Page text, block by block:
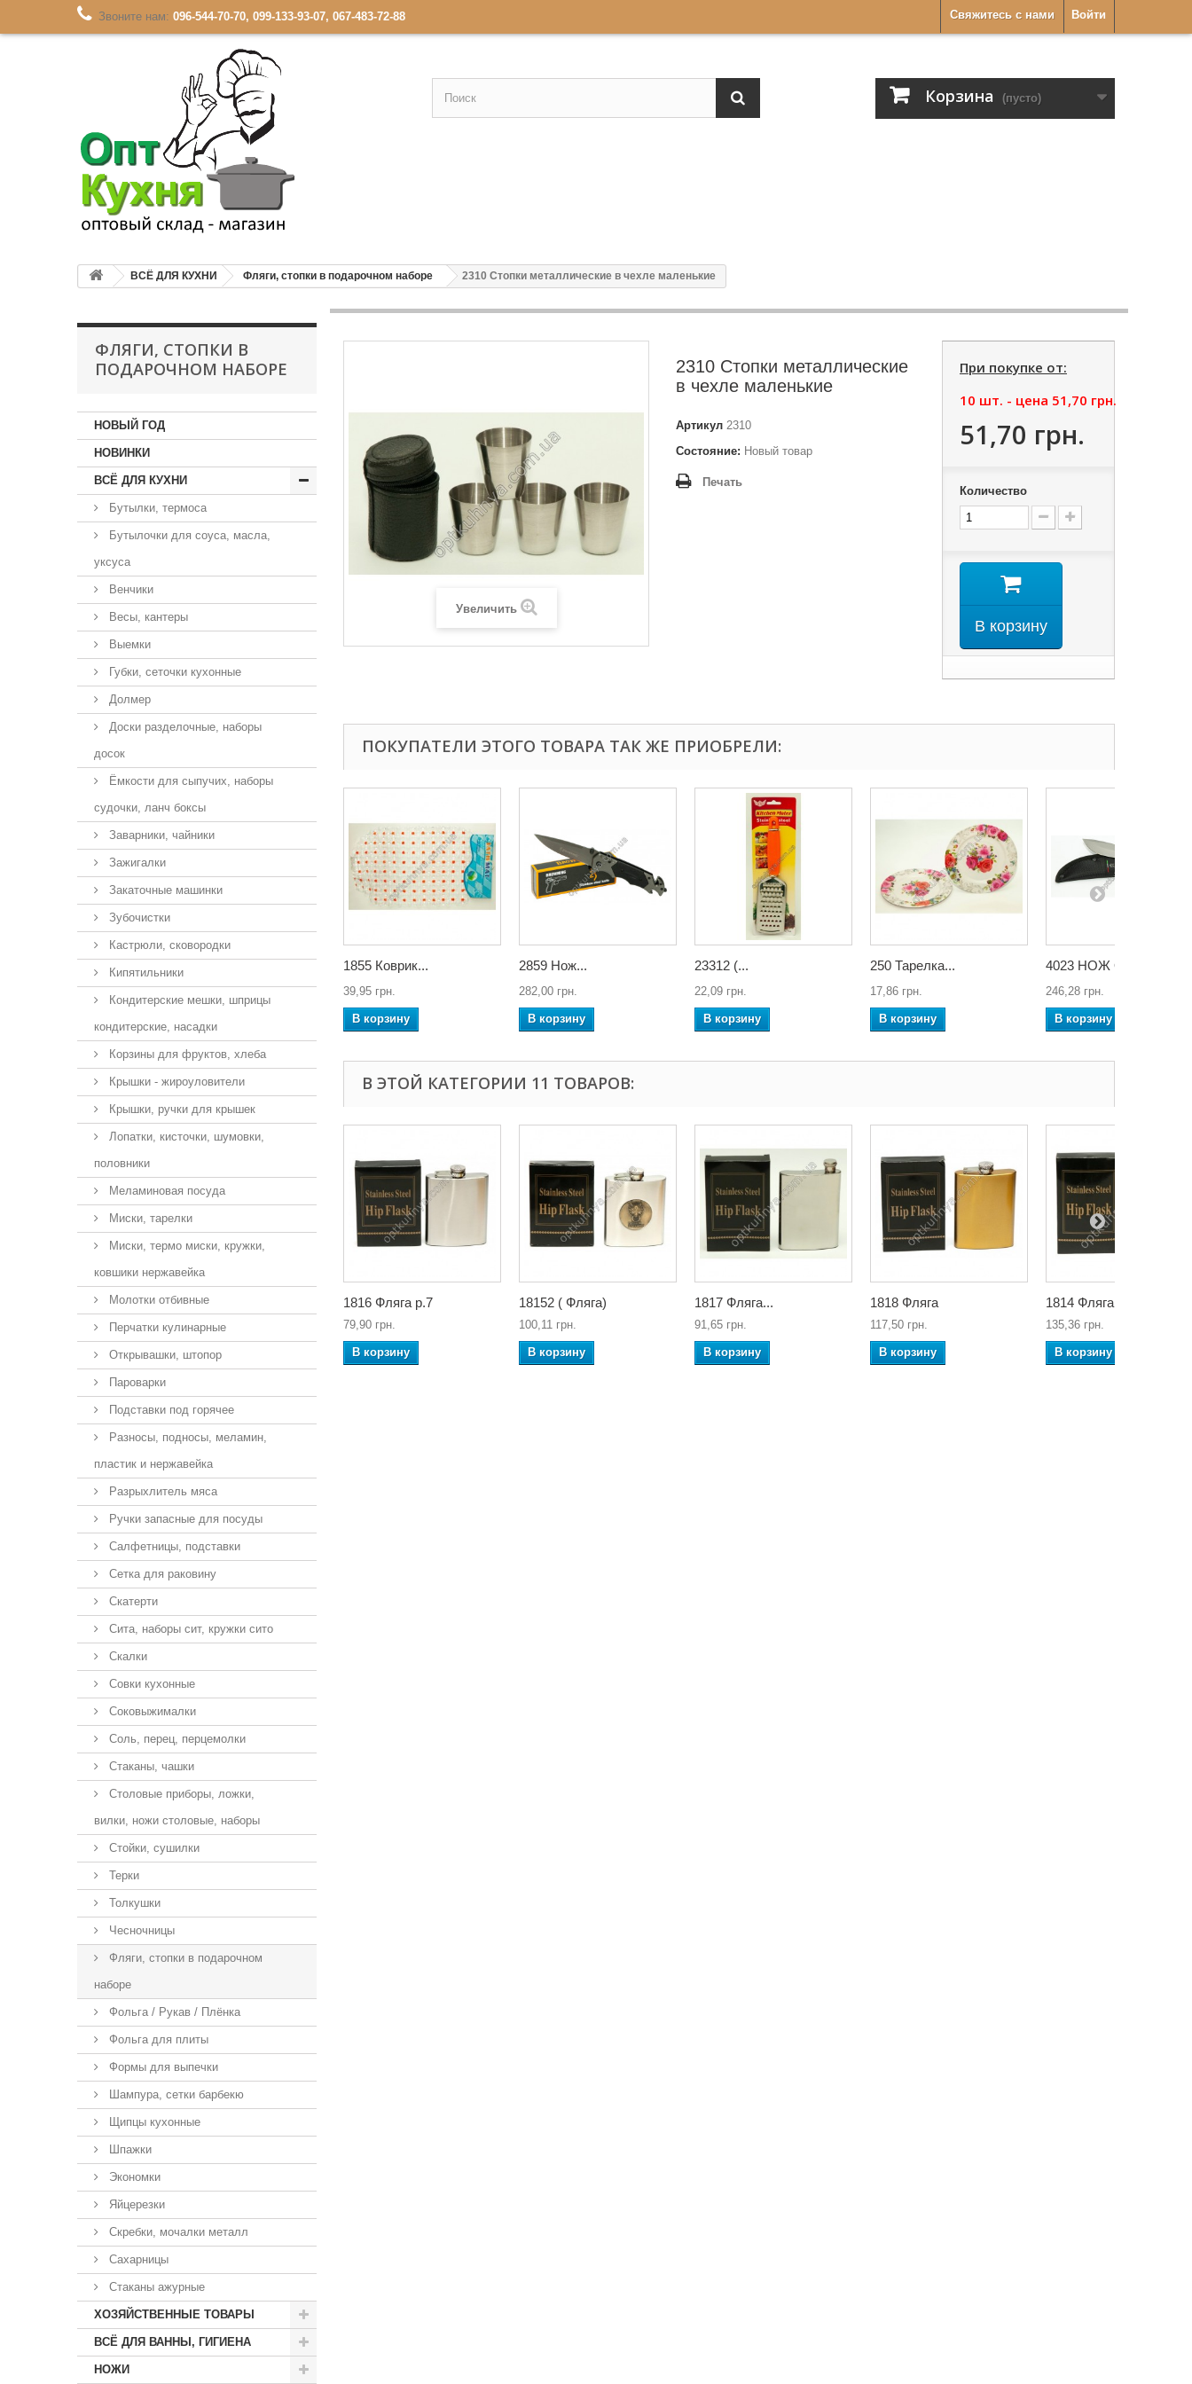
Войти
Свяжитесь с нами
Звоните нам: 096-544-70-70, 099-133-93-07, 067-483-72-88
Корзина (пусто)
ВСЁ ДЛЯ КУХНИ Фляги, стопки в подарочном наборе 2310 Стопки металлические в чехле маленькие
ФЛЯГИ, СТОПКИ В
ПОДАРОЧНОМ НАБОРЕ
НОВЫЙ ГОД
НОВИНКИ
ВСЁ ДЛЯ КУХНИ
Бутылки, термоса
Бутылочки для соуса, масла,
уксуса
Венчики
Весы, кантеры
Выемки
Губки, сеточки кухонные
Долмер
Доски разделочные, наборы
досок
Ёмкости для сыпучих, наборы
судочки, ланч боксы
Заварники, чайники
Зажигалки
Закаточные машинки
Зубочистки
Кастрюли, сковородки
Кипятильники
Кондитерские мешки, шприцы
кондитерские, насадки
Корзины для фруктов, хлеба
Крышки - жироуловители
Крышки, ручки для крышек
Лопатки, кисточки, шумовки,
половники
Меламиновая посуда
Миски, тарелки
Миски, термо миски, кружки,
ковшики нержавейка
Молотки отбивные
Перчатки кулинарные
Открывашки, штопор
Пароварки
Подставки под горячее
Разносы, подносы, меламин,
пластик и нержавейка
Разрыхлитель мяса
Ручки запасные для посуды
Салфетницы, подставки
Сетка для раковину
Скатерти
Сита, наборы сит, кружки сито
Скалки
Совки кухонные
Соковыжималки
Соль, перец, перцемолки
Стаканы, чашки
Столовые приборы, ложки,
вилки, ножи столовые, наборы
Стойки, сушилки
Терки
Толкушки
Чесночницы
Фляги, стопки в подарочном
наборе
Фольга / Рукав / Плёнка
Фольга для плиты
Формы для выпечки
Шампура, сетки барбекю
Щипцы кухонные
Шпажки
Экономки
Яйцерезки
Скребки, мочалки металл
Сахарницы
Стаканы ажурные
ХОЗЯЙСТВЕННЫЕ ТОВАРЫ
ВСЁ ДЛЯ ВАННЫ, ГИГИЕНА
НОЖИ
Увеличить
2310 Стопки металлические
в чехле маленькие
Артикул 2310
Состояние: Новый товар
Печать
При покупке от:
10 шт. - цена 51,70 грн.
51,70 грн.
Количество
В корзину
ПОКУПАТЕЛИ ЭТОГО ТОВАРА ТАК ЖЕ ПРИОБРЕЛИ:
1855 Коврик...
39,95 грн.
В корзину
2859 Нож...
282,00 грн.
В корзину
23312 (...
22,09 грн.
В корзину
250 Тарелка...
17,86 грн.
В корзину
4023 НОЖ ОХОТА
246,28 грн.
В корзину
В ЭТОЙ КАТЕГОРИИ 11 ТОВАРОВ:
1816 Фляга р.7
79,90 грн.
В корзину
18152 ( Фляга)
100,11 грн.
В корзину
1817 Фляга...
91,65 грн.
В корзину
1818 Фляга
117,50 грн.
В корзину
1814 Фляга
135,36 грн.
В корзину